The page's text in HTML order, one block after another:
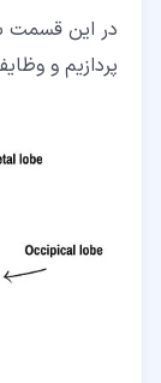
پردازیم و